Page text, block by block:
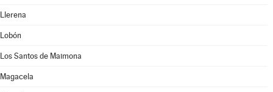
Llerena
Lobón
Los Santos de Maimona
Magacela